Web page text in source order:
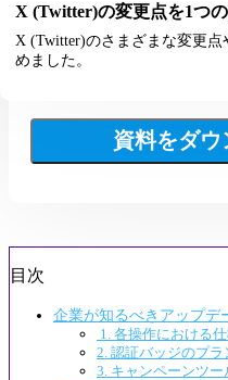
X (Twitter)の変更点を1つ
X (Twitter)のさまざまな変更
めました。
資料をダウ
目次
企業が知るべきアップデ
1. 各操作における
2. 認証バッジのプ
3. キャンペーンツ